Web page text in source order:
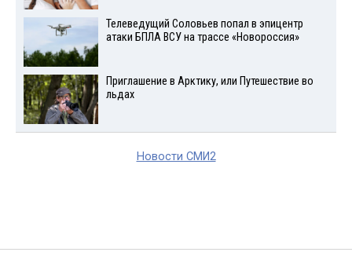
Телеведущий Соловьев попал в эпицентр
атаки БПЛА ВСУ на трассе «Новороссия»
Приглашение в Арктику, или Путешествие во
льдах
Новости СМИ2